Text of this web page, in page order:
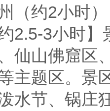
（约2小时
2.5-3小时
仙山佛窟区
主题区。景
水节、锅庄